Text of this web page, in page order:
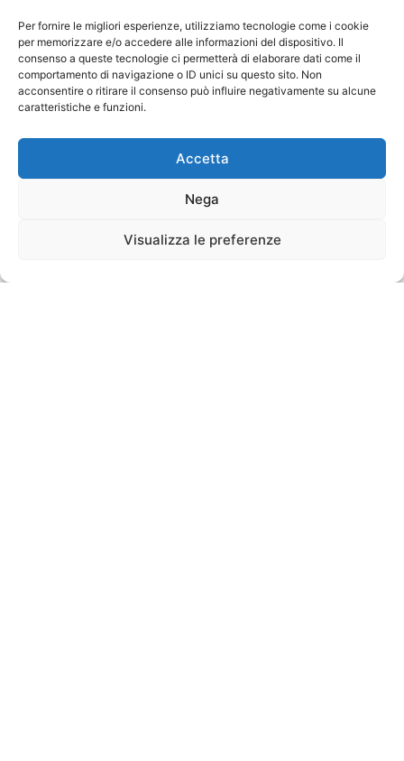
Per fornire le migliori esperienze, utilizziamo tecnologie come i cookie
per memorizzare e/o accedere alle informazioni del dispositivo. Il
consenso a queste tecnologie ci permetterà di elaborare dati come il
comportamento di navigazione o ID unici su questo sito. Non
acconsentire o ritirare il consenso può influire negativamente su alcune
caratteristiche e funzioni.
Accetta
Nega
Visualizza le preferenze